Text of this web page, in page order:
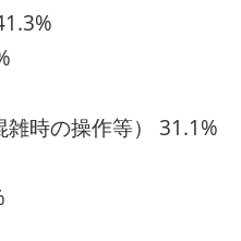
時の操作等） 31.1%